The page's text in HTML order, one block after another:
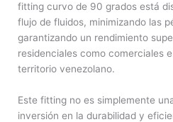
fitting curvo de 90 grados está
flujo de fluidos, minimizando las
garantizando un rendimiento
residenciales como comerciales
territorio venezolano.
Este fitting no es simplemente
inversión en la durabilidad y